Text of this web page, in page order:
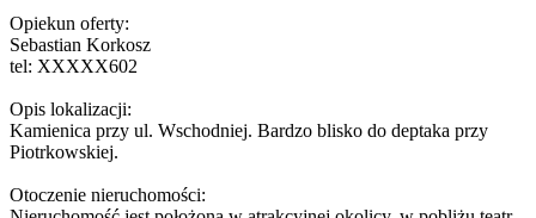
Opiekun oferty:
Sebastian Korkosz
tel: XXXXX602
Opis lokalizacji:
Kamienica przy ul. Wschodniej. Bardzo blisko do deptaka przy
Piotrkowskiej.
Otoczenie nieruchomości: